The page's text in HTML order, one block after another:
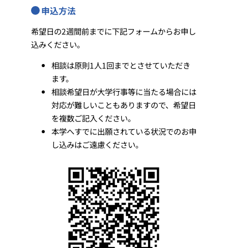
申込方法
希望日の2週間前までに下記フォームからお申し
込みください。
相談は原則1人1回までとさせていただき
ます。
相談希望日が大学行事等に当たる場合には
対応が難しいこともありますので、希望日
を複数ご記入ください。
本学へすでに出願されている状況でのお申
し込みはご遠慮ください。